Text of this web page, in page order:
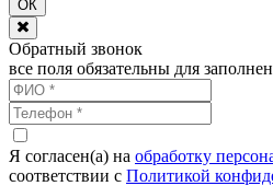
ОК
Обратный звонок
все поля обязательны для
Я согласен(а) на обработку
соответствии с Политикой